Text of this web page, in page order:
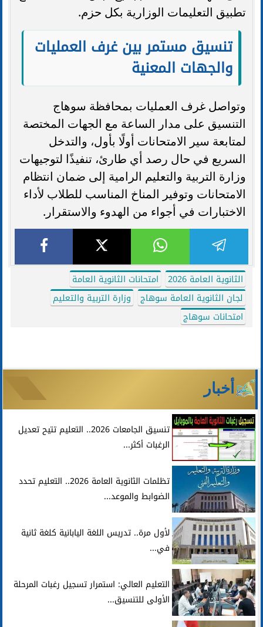
تطبيق التعليمات الوزارية بكل حزم.
تنسيق مستمر بين غرف العمليات
والجهات المعنية
وتواصل غرف العمليات بمحافظة سوهاج
التنسيق على مدار الساعة مع الجهات المختصة
لمتابعة سير الامتحانات أولًا بأول، والتدخل
السريع في حال رصد أي طارئ، تنفيذًا لتوجيهات
وزارة التربية والتعليم الرامية إلى ضمان انتظام
الامتحانات وتوفير المناخ المناسب للطلاب لأداء
الاختبارات في أجواء من الهدوء والاستقرار.
الثانوية العامة 2026
امتحانات الثانوية العامة
لجان الثانوية العامة سوهاج
وزارة التربية والتعليم
امتحانات سوهاج
أخبار
تنسيق الجامعات 2026.. التعليم تتيح تعديل
الرغبات أكثر...
تظلمات الثانوية العامة 2026.. التعليم تحدد
الضوابط والموعد...
لأول مرة.. تدريس اللغة اليابانية كلغة ثانية
في...
التعليم العالي: استمرار تسجيل رغبات المرحلة
الأولى للتنسيق...